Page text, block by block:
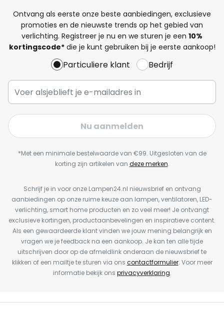
Ontvang als eerste onze beste aanbiedingen, exclusieve
promoties en de nieuwste trends op het gebied van
verlichting. Registreer je nu en we sturen je een 10%
kortingscode*die je kunt gebruiken bij je eerste aankoop!
Particuliere klant Bedrijf
Nu aanmelden
*Met een minimale bestelwaarde van €99. Uitgesloten van de
korting zijn artikelen van deze merken.
Schrijf je in voor onze Lampen24.nl nieuwsbrief en ontvang
aanbiedingen op onze ruime keuze aan lampen, ventilatoren, LED-
verlichting, smart home producten en zo veel meer! Je ontvangt
exclusieve kortingen, productaanbevelingen en inspiratieve content.
Als een gewaardeerde klant vinden we jouw mening belangrijk en
vragen we je feedback na een aankoop. Je kan ten alle tijde
uitschrijven door op de afmeldlink onderaan de nieuwsbrief te
klikken of een mailtje te sturen via ons contactformulier. Voor meer
informatie bekijk ons privacyverklaring.